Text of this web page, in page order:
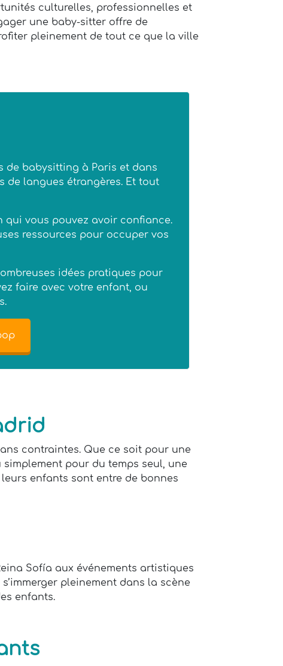
culturelles, professionnelles et
une baby-sitter offre de
pleinement de tout ce que la ville
de babysitting à Paris et dans
de langues étrangères. Et tout
qui vous pouvez avoir confiance.
ressources pour occuper vos
idées pratiques pour
faire avec votre enfant, ou
contraintes. Que ce soit pour une
pour du temps seul, une
enfants sont entre de bonnes
Sofía aux événements artistiques
pleinement dans la scène
enfants.